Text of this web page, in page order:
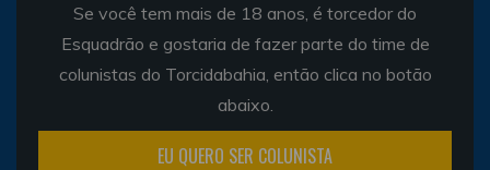
Se você tem mais de 18 anos, é torcedor do
Esquadrão e gostaria de fazer parte do time de
colunistas do Torcidabahia, então clica no botão
abaixo.
EU QUERO SER COLUNISTA